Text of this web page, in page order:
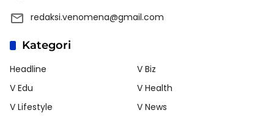
redaksi.venomena@gmail.com
Kategori
Headline
V Biz
V Edu
V Health
V Lifestyle
V News